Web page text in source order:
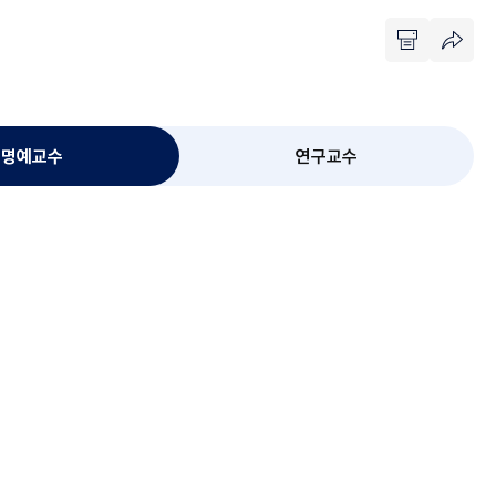
명예교수 연구교수